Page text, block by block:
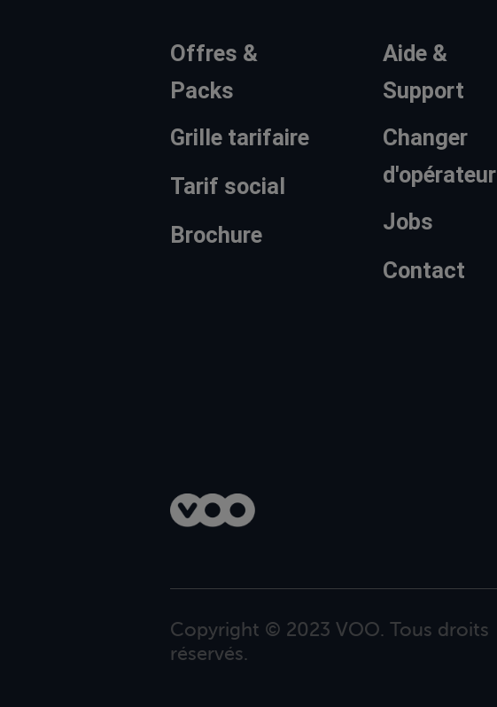
Offres &
Packs
Grille tarifaire
Tarif social
Brochure
Aide &
Support
Changer
d'opérateur
Jobs
Contact
Copyright © 2023 VOO. Tous droits
réservés.